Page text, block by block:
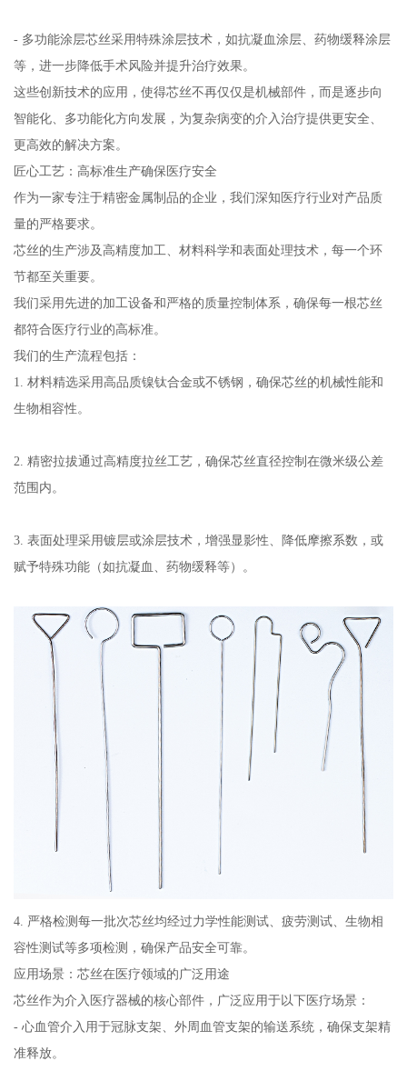
- 多功能涂层芯丝采用特殊涂层技术，如抗凝血涂层、药物缓释涂层
等，进一步降低手术风险并提升治疗效果。
这些创新技术的应用，使得芯丝不再仅仅是机械部件，而是逐步向
智能化、多功能化方向发展，为复杂病变的介入治疗提供更安全、
更高效的解决方案。
匠心工艺：高标准生产确保医疗安全
作为一家专注于精密金属制品的企业，我们深知医疗行业对产品质
量的严格要求。
芯丝的生产涉及高精度加工、材料科学和表面处理技术，每一个环
节都至关重要。
我们采用先进的加工设备和严格的质量控制体系，确保每一根芯丝
都符合医疗行业的高标准。
我们的生产流程包括：
1. 材料精选采用高品质镍钛合金或不锈钢，确保芯丝的机械性能和
生物相容性。
2. 精密拉拔通过高精度拉丝工艺，确保芯丝直径控制在微米级公差
范围内。
3. 表面处理采用镀层或涂层技术，增强显影性、降低摩擦系数，或
赋予特殊功能（如抗凝血、药物缓释等）。
4. 严格检测每一批次芯丝均经过力学性能测试、疲劳测试、生物相
容性测试等多项检测，确保产品安全可靠。
应用场景：芯丝在医疗领域的广泛用途
芯丝作为介入医疗器械的核心部件，广泛应用于以下医疗场景：
- 心血管介入用于冠脉支架、外周血管支架的输送系统，确保支架精
准释放。